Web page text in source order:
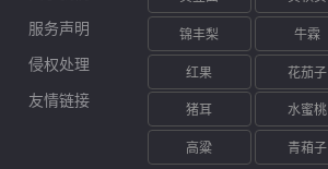
服务声明
侵权处理
友情链接
锦丰梨 牛霖
红果 花茄子
猪耳 水蜜桃
高粱 青葙子